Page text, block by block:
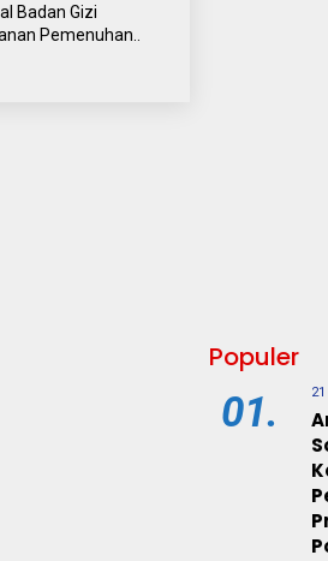
Badan Gizi
Pemenuhan..
Populer
01.